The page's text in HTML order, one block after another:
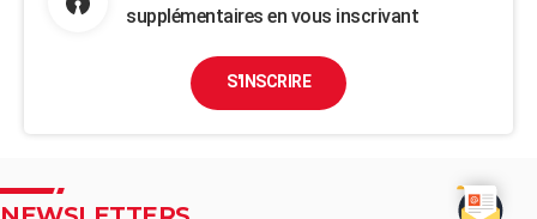
supplémentaires en vous inscrivant
S'INSCRIRE